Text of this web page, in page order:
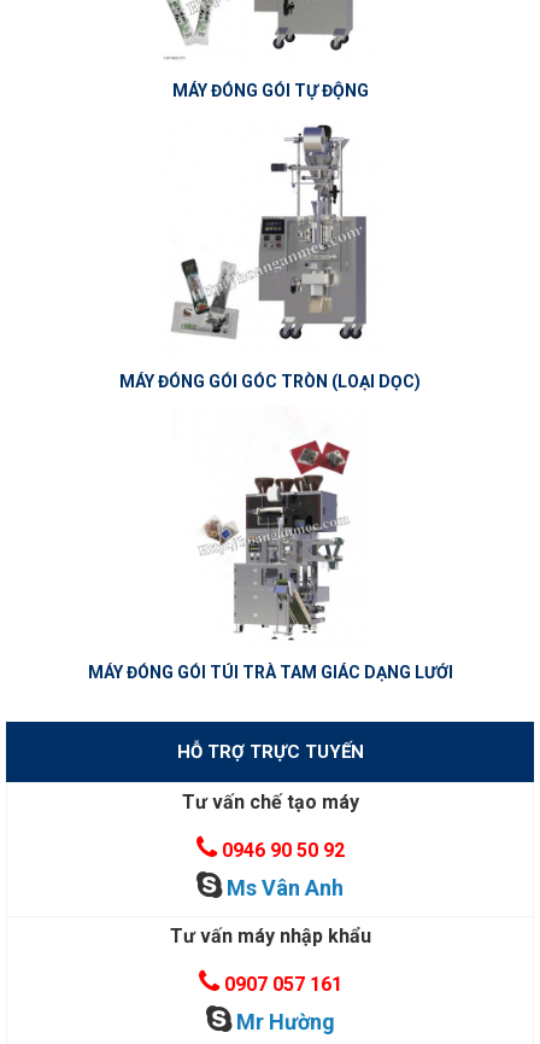
MÁY ĐÓNG GÓI TỰ ĐỘNG
MÁY ĐÓNG GÓI GÓC TRÒN (LOẠI DỌC)
MÁY ĐÓNG GÓI TÚI TRÀ TAM GIÁC DẠNG LƯỚI
HỖ TRỢ TRỰC TUYẾN
Tư vấn chế tạo máy
0946 90 50 92
Ms Vân Anh
Tư vấn máy nhập khẩu
0907 057 161
Mr Hường